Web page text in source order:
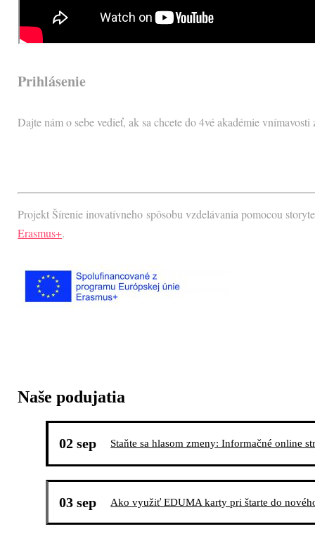
Prihlásenie
Dajte nám o sebe vedieť, ak sa chcete do 4vé akadémie
Projekt Šírenie inovatívneho spôsobu vzdelávania pomocou
Erasmus+.
Naše podujatia
02 sep Staňte sa hlasom zmeny: Informačné online
03 sep Ako využiť EDUMA karty pri štarte do